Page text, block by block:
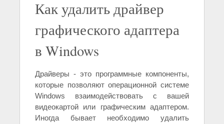
Как удалить драйвер
графического адаптера
в Windows
Драйверы - это программные компоненты,
которые позволяют операционной системе
Windows взаимодействовать с вашей
видеокартой или графическим адаптером.
Иногда бывает необходимо удалить